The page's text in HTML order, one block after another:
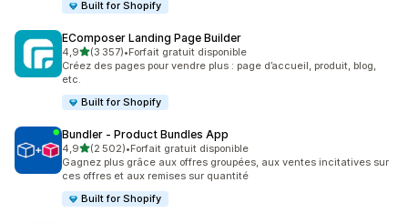
Built for Shopify
EComposer Landing Page Builder
4,9étoile(s) sur 5
(3 357)
3357 avis au total
•Forfait gratuit disponible
Créez des pages pour vendre plus : page d’accueil, produit, blog,
etc.
Built for Shopify
Bundler ‑ Product Bundles App
4,9étoile(s) sur 5
(2 502)
2502 avis au total
•Forfait gratuit disponible
Gagnez plus grâce aux offres groupées, aux ventes incitatives sur
ces offres et aux remises sur quantité
Built for Shopify